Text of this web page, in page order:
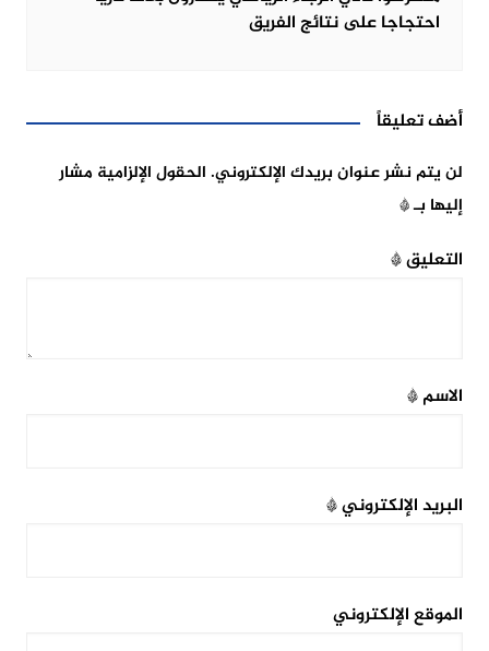
احتجاجا على نتائج الفريق
أضف تعليقاً
لن يتم نشر عنوان بريدك الإلكتروني. الحقول الإلزامية مشار
إليها بـ*
التعليق*
الاسم*
البريد الإلكتروني*
الموقع الإلكتروني